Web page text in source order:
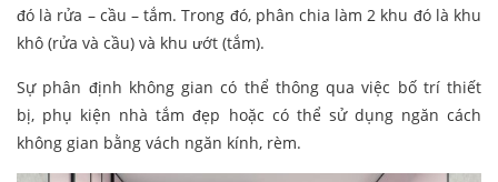
đó là rửa – cầu – tắm. Trong đó, phân chia làm 2 khu đó là khu
khô (rửa và cầu) và khu ướt (tắm).
Sự phân định không gian có thể thông qua việc bố trí thiết
bị, phụ kiện nhà tắm đẹp hoặc có thể sử dụng ngăn cách
không gian bằng vách ngăn kính, rèm.